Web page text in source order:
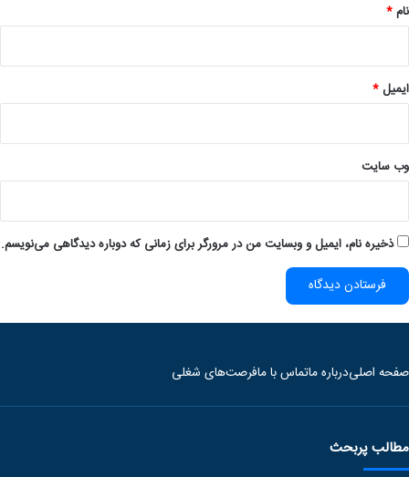
نام*
ایمیل*
وب‌ سایت
ذخیره نام، ایمیل و وبسایت من در مرورگر برای زمانی که دوباره دیدگاهی می‌نویسم.
صفحه اصلیدرباره ماتماس با مافرصت‌های شغلی
مطالب پربحث